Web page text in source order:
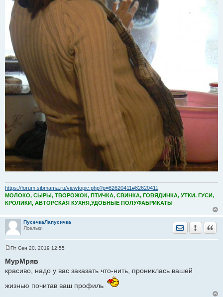
https://forum.sibmama.ru/viewtopic.php?p=82620411#82620411
МОЛОКО, СЫРЫ, ТВОРОЖОК, ПТИЧКА, СВИНКА, ГОВЯДИНКА, УТКИ. ГУСИ,
КРОЛИКИ, АВТОРСКАЯ КУХНЯ,УДОБНЫЕ ПОЛУФАБРИКАТЫ
ПусечкаЛапусичка
Ясельки
Отправить
о
б
н
Пт Сен 20, 2019 12:55
МурМряв
красиво, надо у вас заказать что-нить, прониклась вашей
жизнью почитав ваш профиль